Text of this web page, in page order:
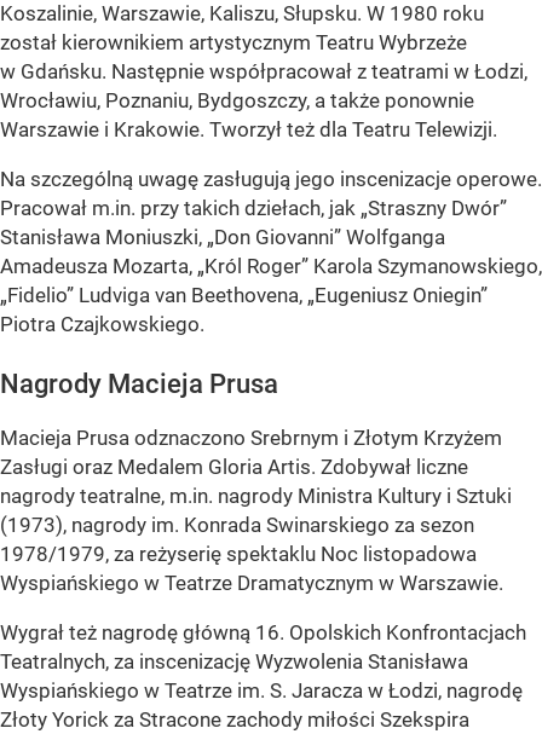
Koszalinie, Warszawie, Kaliszu, Słupsku. W 1980 roku
został kierownikiem artystycznym Teatru Wybrzeże
w Gdańsku. Następnie współpracował z teatrami w Łodzi,
Wrocławiu, Poznaniu, Bydgoszczy, a także ponownie
Warszawie i Krakowie. Tworzył też dla Teatru Telewizji.
Na szczególną uwagę zasługują jego inscenizacje operowe.
Pracował m.in. przy takich dziełach, jak „Straszny Dwór”
Stanisława Moniuszki, „Don Giovanni” Wolfganga
Amadeusza Mozarta, „Król Roger” Karola Szymanowskiego,
„Fidelio” Ludviga van Beethovena, „Eugeniusz Oniegin”
Piotra Czajkowskiego.
Nagrody Macieja Prusa
Macieja Prusa odznaczono Srebrnym i Złotym Krzyżem
Zasługi oraz Medalem Gloria Artis. Zdobywał liczne
nagrody teatralne, m.in. nagrody Ministra Kultury i Sztuki
(1973), nagrody im. Konrada Swinarskiego za sezon
1978/1979, za reżyserię spektaklu Noc listopadowa
Wyspiańskiego w Teatrze Dramatycznym w Warszawie.
Wygrał też nagrodę główną 16. Opolskich Konfrontacjach
Teatralnych, za inscenizację Wyzwolenia Stanisława
Wyspiańskiego w Teatrze im. S. Jaracza w Łodzi, nagrodę
Złoty Yorick za Stracone zachody miłości Szekspira